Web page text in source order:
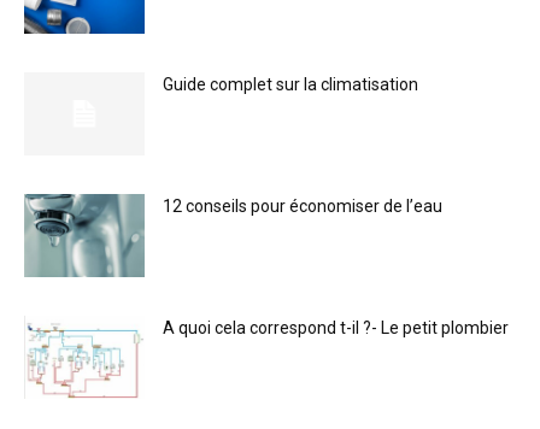
Guide complet sur la climatisation
12 conseils pour économiser de l’eau
A quoi cela correspond t-il ?- Le petit plombier